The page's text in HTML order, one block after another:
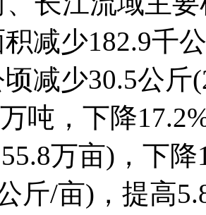
减少182.9千
减少30.5公斤
吨，下降
万亩)，下
斤/亩)，提高